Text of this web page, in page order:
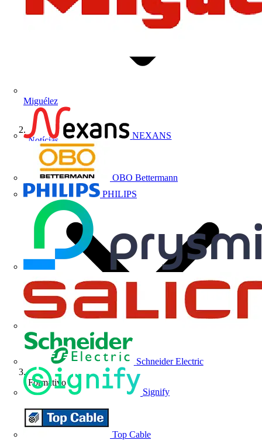
Miguélez
NEXANS
OBO Bettermann
PHILIPS
Schneider Electric
Signify
Top Cable
Notícias
Formativo